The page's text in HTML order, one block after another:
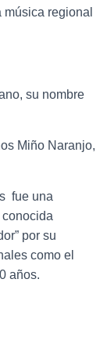
regional
su nombre
Miño Naranjo,
fue una
por su
como el
años.